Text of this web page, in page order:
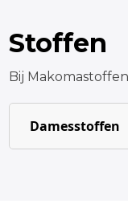
Stoffen
Bij
Damesstoffen